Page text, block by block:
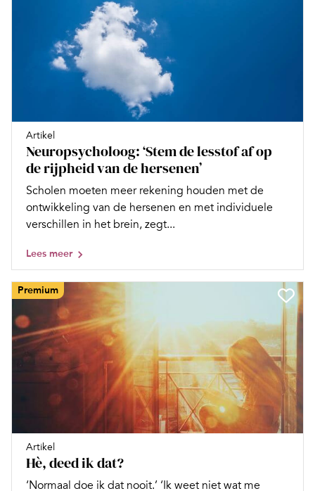
Artikel
Neuropsycholoog: ‘Stem de lesstof af op
de rijpheid van de hersenen’
Scholen moeten meer rekening houden met de
ontwikkeling van de hersenen en met individuele
verschillen in het brein, zegt...
Lees meer
Premium
Artikel
Hè, deed ik dat?
‘Normaal doe ik dat nooit.’ ‘Ik weet niet wat me